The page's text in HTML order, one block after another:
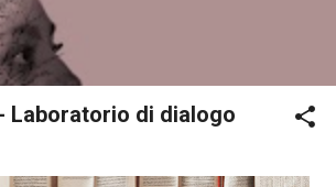
Laboratorio di dialogo